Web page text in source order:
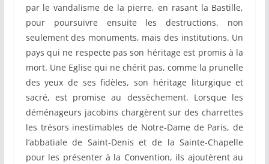
par le vandalisme de la pierre, en rasant la Bastille,
pour poursuivre ensuite les destructions, non
seulement des monuments, mais des institutions. Un
pays qui ne respecte pas son héritage est promis à la
mort. Une Eglise qui ne chérit pas, comme la prunelle
des yeux de ses fidèles, son héritage liturgique et
sacré, est promise au dessèchement. Lorsque les
déménageurs jacobins chargèrent sur des charrettes
les trésors inestimables de Notre-Dame de Paris, de
l’abbatiale de Saint-Denis et de la Sainte-Chapelle
pour les présenter à la Convention, ils ajoutèrent au